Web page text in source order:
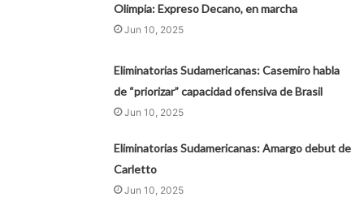
Olimpia: Expreso Decano, en marcha
Jun 10, 2025
Eliminatorias Sudamericanas: Casemiro habla
de “priorizar” capacidad ofensiva de Brasil
Jun 10, 2025
Eliminatorias Sudamericanas: Amargo debut de
Carletto
Jun 10, 2025